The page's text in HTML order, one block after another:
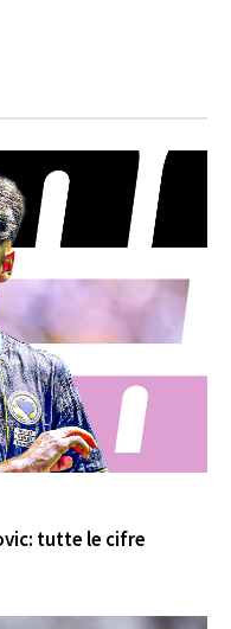
tutte le cifre